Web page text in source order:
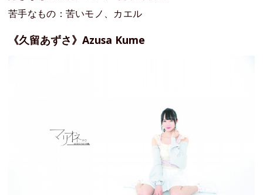
苦手なもの：苦いモノ、カエル
《久留あずさ》Azusa Kume